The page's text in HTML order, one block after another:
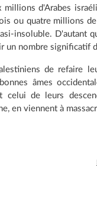
d'Arabes
ou quatre millions
insoluble. D'autant
un nombre significatif
de refaire
âmes
de leurs
en viennent à